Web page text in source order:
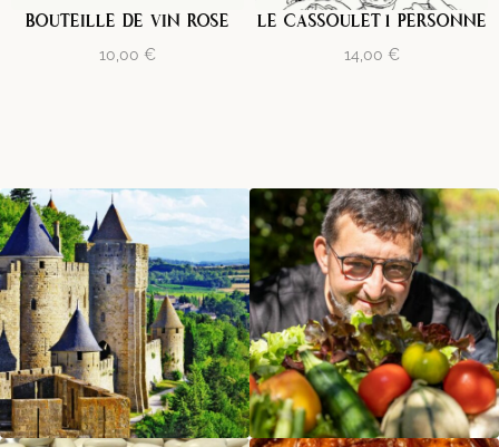
BOUTEILLE DE VIN ROSE
10,00 €
LE CASSOULET 1 PERSONNE
14,00 €